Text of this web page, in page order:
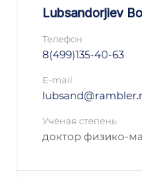
Lubsandorjiev
Телефон
8(499)135-40-63
E-mail
Учёная степень
доктор физико-